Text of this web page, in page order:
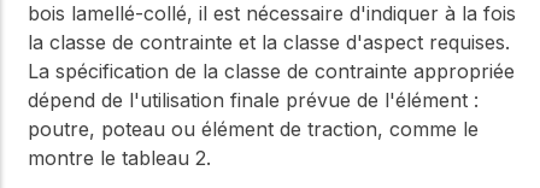
bois lamellé-collé, il est nécessaire d'indiquer à la fois
la classe de contrainte et la classe d'aspect requises.
La spécification de la classe de contrainte appropriée
dépend de l'utilisation finale prévue de l'élément :
poutre, poteau ou élément de traction, comme le
montre le tableau 2.